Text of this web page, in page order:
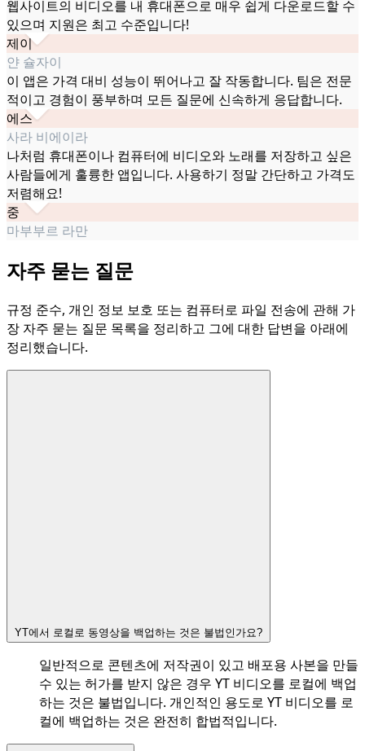
웹사이트의 비디오를 내 휴대폰으로 매우 쉽게 다운로드할 수
있으며 지원은 최고 수준입니다!
제이
얀 슐자이
이 앱은 가격 대비 성능이 뛰어나고 잘 작동합니다. 팀은 전문
적이고 경험이 풍부하며 모든 질문에 신속하게 응답합니다.
에스
사라 비에이라
나처럼 휴대폰이나 컴퓨터에 비디오와 노래를 저장하고 싶은
사람들에게 훌륭한 앱입니다. 사용하기 정말 간단하고 가격도
저렴해요!
중
마부부르 라만
자주 묻는 질문
규정 준수, 개인 정보 보호 또는 컴퓨터로 파일 전송에 관해 가
장 자주 묻는 질문 목록을 정리하고 그에 대한 답변을 아래에
정리했습니다.
YT에서 로컬로 동영상을 백업하는 것은 불법인가요?
일반적으로 콘텐츠에 저작권이 있고 배포용 사본을 만들
수 있는 허가를 받지 않은 경우 YT 비디오를 로컬에 백업
하는 것은 불법입니다. 개인적인 용도로 YT 비디오를 로
컬에 백업하는 것은 완전히 합법적입니다.